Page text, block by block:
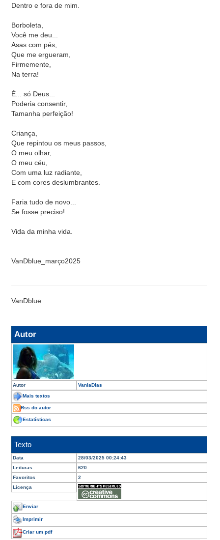
Dentro e fora de mim.
Borboleta,
Você me deu...
Asas com pés,
Que me ergueram,
Firmemente,
Na terra!
É... só Deus...
Poderia consentir,
Tamanha perfeição!
Criança,
Que repintou os meus passos,
O meu olhar,
O meu céu,
Com uma luz radiante,
E com cores deslumbrantes.
Faria tudo de novo...
Se fosse preciso!
Vida da minha vida.
VanDblue_março2025
VanDblue
Autor
Autor VaniaDias
Mais textos
Rss do autor
Estatísticas
Texto
Data
28/03/2025 00:24:43
Leituras
620
Favoritos
2
Licença
Enviar
Imprimir
Criar um pdf